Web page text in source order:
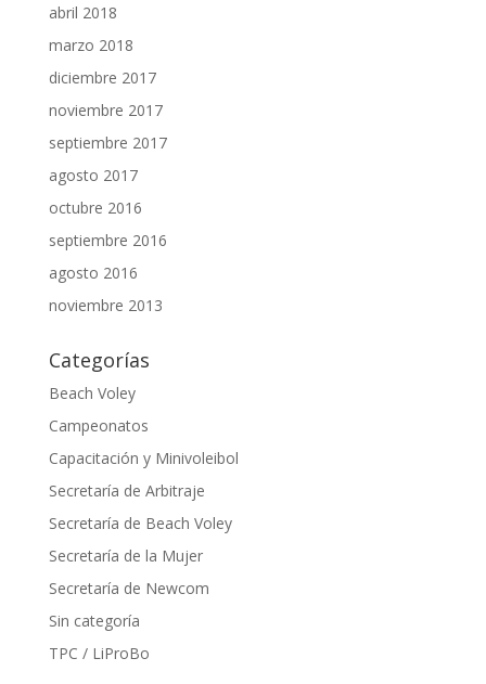
abril 2018
marzo 2018
diciembre 2017
noviembre 2017
septiembre 2017
agosto 2017
octubre 2016
septiembre 2016
agosto 2016
noviembre 2013
Categorías
Beach Voley
Campeonatos
Capacitación y Minivoleibol
Secretaría de Arbitraje
Secretaría de Beach Voley
Secretaría de la Mujer
Secretaría de Newcom
Sin categoría
TPC / LiProBo